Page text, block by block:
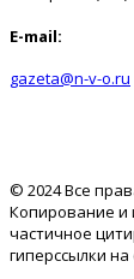
E-mail:
gazeta@n-v-o.ru
© 2024 Все
Копирование и
частичное
гиперссылки